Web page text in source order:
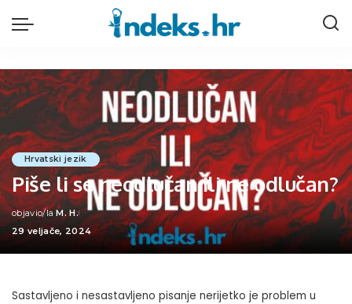
Hrvatski jezik
Piše li se neodlučan ili ne odlučan?
Posted
by
objavio/la M. H.
29 veljače, 2024
Sastavljeno i nesastavljeno pisanje nerijetko je problem u